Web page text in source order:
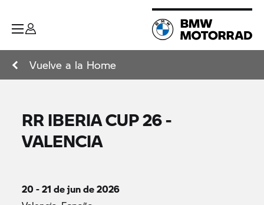
Vuelve a la Home
RR IBERIA CUP 26 -
VALENCIA
20 - 21 de jun de 2026